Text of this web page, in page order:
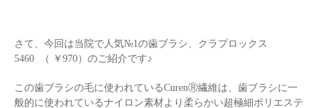
さて、今回は当院で人気№1の歯ブラシ、クラプロックス
5460 （ ￥970）のご紹介です♪
この歯ブラシの毛に使われているCurenⓇ繊維は、歯ブラシに一
般的に使われているナイロン素材より柔らかい超極細ポリエステ